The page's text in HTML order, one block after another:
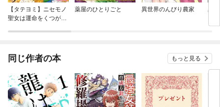
【タテヨミ】ニセモノ
聖女は運命をくつがえ
薬屋のひとりごと 異世界のんびり農家 黒
同じ作者の本 もっと見る